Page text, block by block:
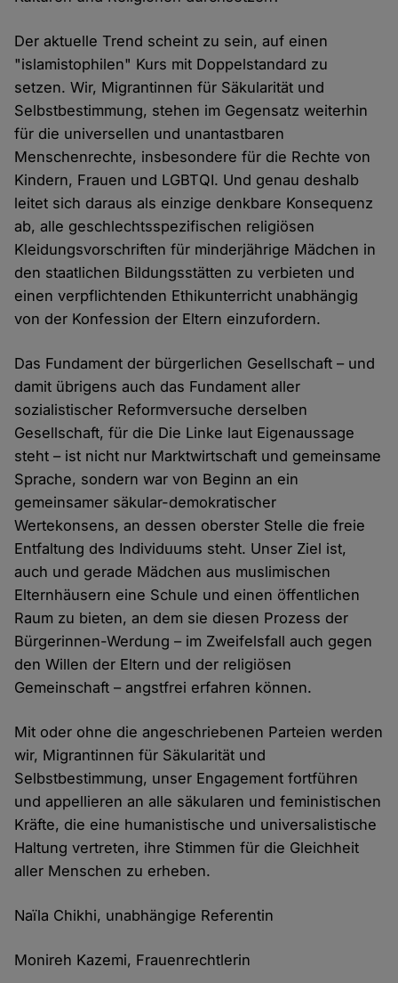
Der aktuelle Trend scheint zu sein, auf einen
"islamistophilen" Kurs mit Doppelstandard zu
setzen. Wir, Migrantinnen für Säkularität und
Selbstbestimmung, stehen im Gegensatz weiterhin
für die universellen und unantastbaren
Menschenrechte, insbesondere für die Rechte von
Kindern, Frauen und LGBTQI. Und genau deshalb
leitet sich daraus als einzige denkbare Konsequenz
ab, alle geschlechtsspezifischen religiösen
Kleidungsvorschriften für minderjährige Mädchen in
den staatlichen Bildungsstätten zu verbieten und
einen verpflichtenden Ethikunterricht unabhängig
von der Konfession der Eltern einzufordern.
Das Fundament der bürgerlichen Gesellschaft – und
damit übrigens auch das Fundament aller
sozialistischer Reformversuche derselben
Gesellschaft, für die Die Linke laut Eigenaussage
steht – ist nicht nur Marktwirtschaft und gemeinsame
Sprache, sondern war von Beginn an ein
gemeinsamer säkular-demokratischer
Wertekonsens, an dessen oberster Stelle die freie
Entfaltung des Individuums steht. Unser Ziel ist,
auch und gerade Mädchen aus muslimischen
Elternhäusern eine Schule und einen öffentlichen
Raum zu bieten, an dem sie diesen Prozess der
Bürgerinnen-Werdung – im Zweifelsfall auch gegen
den Willen der Eltern und der religiösen
Gemeinschaft – angstfrei erfahren können.
Mit oder ohne die angeschriebenen Parteien werden
wir, Migrantinnen für Säkularität und
Selbstbestimmung, unser Engagement fortführen
und appellieren an alle säkularen und feministischen
Kräfte, die eine humanistische und universalistische
Haltung vertreten, ihre Stimmen für die Gleichheit
aller Menschen zu erheben.
Naïla Chikhi, unabhängige Referentin
Monireh Kazemi, Frauenrechtlerin